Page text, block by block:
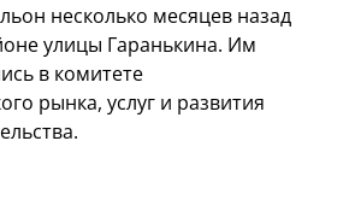
несколько месяцев назад
улицы Гаранькина. Им
в комитете
рынка, услуг и развития